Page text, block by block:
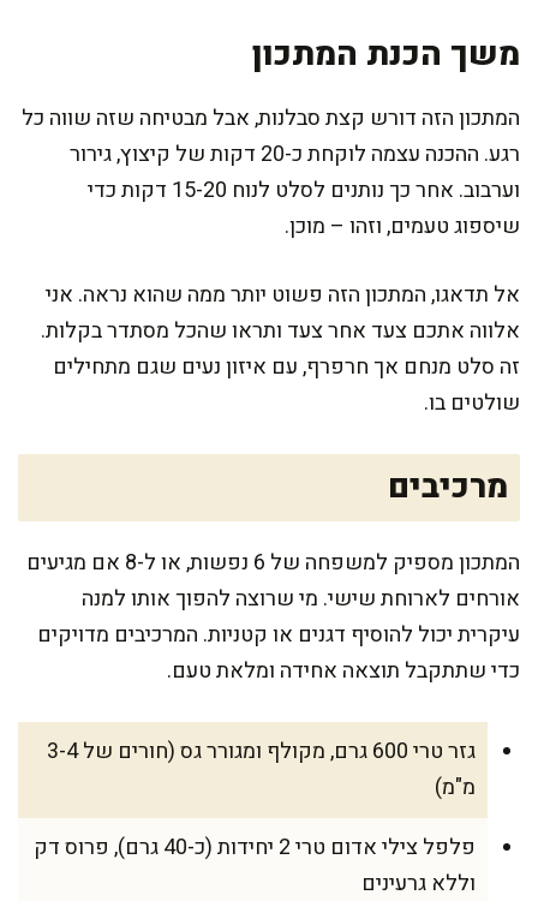
משך הכנת המתכון
המתכון הזה דורש קצת סבלנות, אבל מבטיחה שזה שווה כל
רגע. ההכנה עצמה לוקחת כ-20 דקות של קיצוץ, גירור
וערבוב. אחר כך נותנים לסלט לנוח 15-20 דקות כדי
שיספוג טעמים, וזהו – מוכן.
אל תדאגו, המתכון הזה פשוט יותר ממה שהוא נראה. אני
אלווה אתכם צעד אחר צעד ותראו שהכל מסתדר בקלות.
זה סלט מנחם אך חרפרף, עם איזון נעים שגם מתחילים
שולטים בו.
מרכיבים
המתכון מספיק למשפחה של 6 נפשות, או ל-8 אם מגיעים
אורחים לארוחת שישי. מי שרוצה להפוך אותו למנה
עיקרית יכול להוסיף דגנים או קטניות. המרכיבים מדויקים
כדי שתתקבל תוצאה אחידה ומלאת טעם.
גזר טרי 600 גרם, מקולף ומגורר גס (חורים של 3-4
מ"מ)
פלפל צילי אדום טרי 2 יחידות (כ-40 גרם), פרוס דק
וללא גרעינים